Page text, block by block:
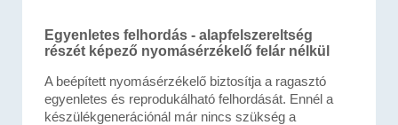
Egyenletes felhordás - alapfelszereltség
részét képező nyomásérzékelő felár nélkül
A beépített nyomásérzékelő biztosítja a ragasztó
egyenletes és reprodukálható felhordását. Ennél a
készülékgenerációnál már nincs szükség a